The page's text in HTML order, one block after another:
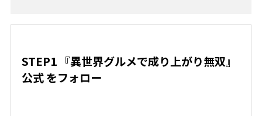
STEP1 『異世界グルメで成り上がり無双』
公式 をフォロー